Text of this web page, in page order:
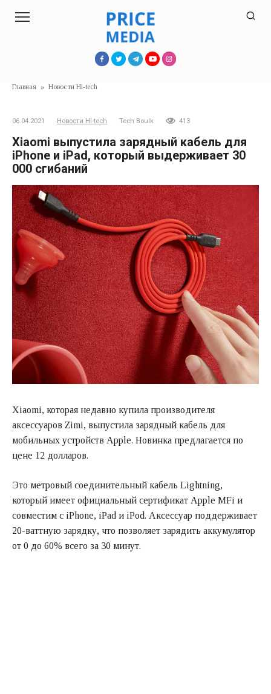
Главная » Новости Hi-tech
06.04.2021 Новости Hi-tech Tech Boulk 413
Xiaomi выпустила зарядный кабель для
iPhone и iPad, который выдерживает 30
000 сгибаний
Xiaomi, которая недавно купила производителя
аксессуаров Zimi, выпустила зарядный кабель для
мобильных устройств Apple. Новинка предлагается по
цене 12 долларов.
Это метровый соединительный кабель Lightning,
который имеет официальный сертификат Apple MFi и
совместим с iPhone, iPad и iPod. Аксессуар поддерживает
20-ваттную зарядку, что позволяет зарядить аккумулятор
от 0 до 60% всего за 30 минут.